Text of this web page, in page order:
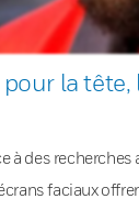
la tête,
à des
faciaux